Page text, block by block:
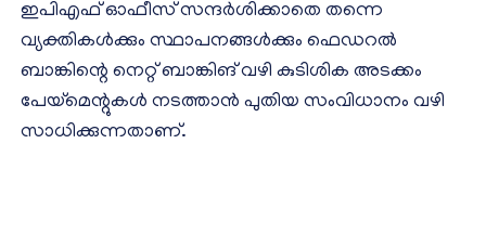
ഇപിഎഫ് ഓഫീസ് സന്ദർശിക്കാതെ തന്നെ
വ്യക്തികൾക്കും സ്ഥാപനങ്ങൾക്കും ഫെഡറൽ
ബാങ്കിന്റെ നെറ്റ് ബാങ്കിങ് വഴി കുടിശിക അടക്കം
പേയ്‌മെന്റുകൾ നടത്താൻ പുതിയ സംവിധാനം വഴി
സാധിക്കുന്നതാണ്.